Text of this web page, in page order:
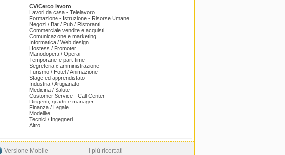
CV/Cerco lavoro
Lavori da casa - Telelavoro
Formazione - Istruzione - Risorse Umane
Negozi / Bar / Pub / Ristoranti
Commerciale vendite e acquisti
Comunicazione e marketing
Informatica / Web design
Hostess / Promoter
Manodopera / Operai
Temporanei e part-time
Segreteria e amministrazione
Turismo / Hotel / Animazione
Stage ed apprendistato
Industria / Artigianato
Medicina / Salute
Customer Service - Call Center
Dirigenti, quadri e manager
Finanza / Legale
Modelli/e
Tecnici / Ingegneri
Altro
Versione Mobile I più ricercati